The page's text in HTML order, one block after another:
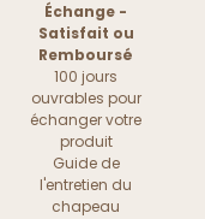
Échange -
Satisfait ou
Remboursé
100 jours
ouvrables pour
échanger votre
produit
Guide de
l'entretien du
chapeau